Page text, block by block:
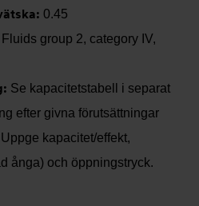
0.45
group 2, category IV,
Se kapacitetstabell i separat
efter givna förutsättningar
kapacitet/effekt,
ånga) och öppningstryck.